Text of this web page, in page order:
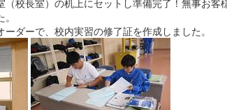
ダーで、校内実習の修了証を作成しました。